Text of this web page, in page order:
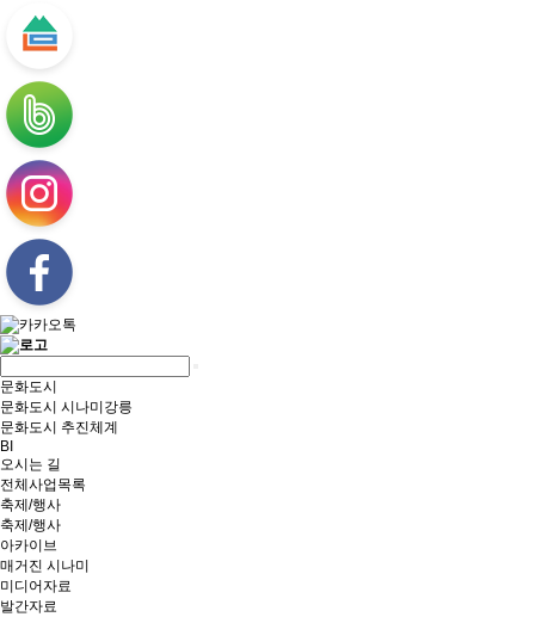
문화도시
문화도시 시나미강릉
문화도시 추진체계
BI
오시는 길
전체사업목록
축제/행사
축제/행사
아카이브
매거진 시나미
미디어자료
발간자료